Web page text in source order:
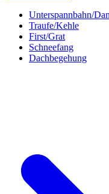
Unterspannbahn/
Traufe/Kehle
First/Grat
Schneefang
Dachbegehung